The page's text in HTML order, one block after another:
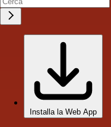
Installa la Web App